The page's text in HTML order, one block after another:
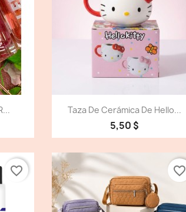
Vista detallada
Taza De Cerámica De Hello...
5,50 $
favorite_border favorite_border